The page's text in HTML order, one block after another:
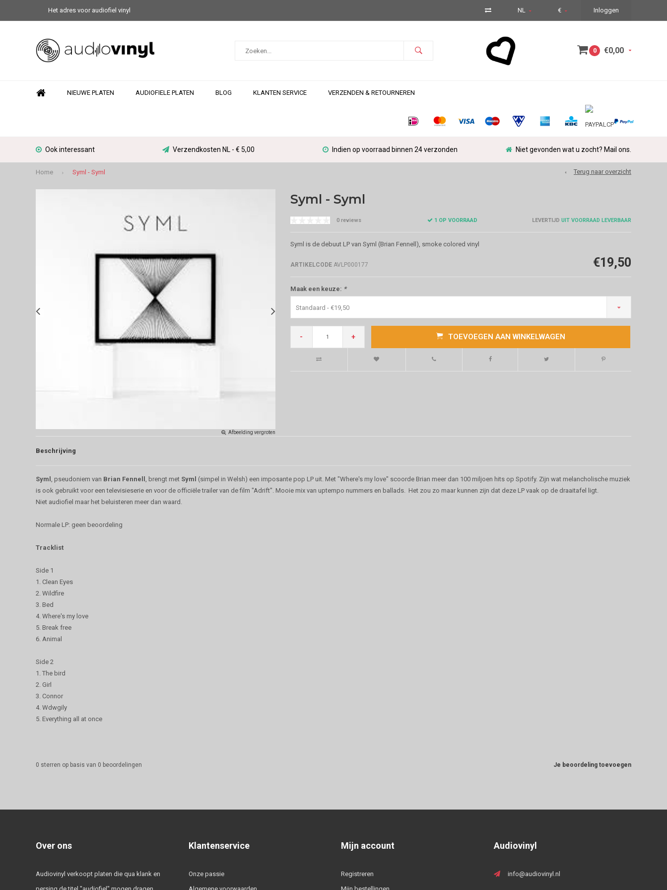
Het adres voor audiofiel vinyl NL € Inloggen
0 €0,00
NIEUWE PLATEN AUDIOFIELE PLATEN BLOG KLANTEN SERVICE VERZENDEN & RETOURNEREN
Ook interessant Verzendkosten NL - € 5,00 Indien op voorraad binnen 24 verzonden Niet gevonden wat u zocht? Mail ons.
Home Syml - Syml Terug naar overzicht
Afbeelding vergroten
Syml - Syml
0 reviews 1 OP VOORRAAD LEVERTIJD UIT VOORRAAD LEVERBAAR
Syml is de debuut LP van Syml (Brian Fennell), smoke colored vinyl
ARTIKELCODEAVLP000177 €19,50
Maak een keuze: *
Standaard - €19,50
- + TOEVOEGEN AAN WINKELWAGEN
Beschrijving
Syml , pseudoniem van Brian Fennell , brengt met Syml (simpel in Welsh) een imposante pop LP uit. Met "Where's my love" scoorde Brian meer dan 100 miljoen hits op Spotify. Zijn wat melancholische muziek
is ook gebruikt voor een televisieserie en voor de officiële trailer van de film "Adrift". Mooie mix van uptempo nummers en ballads. Het zou zo maar kunnen zijn dat deze LP vaak op de draaitafel ligt.
Niet audiofiel maar het beluisteren meer dan waard.
Normale LP: geen beoordeling
Tracklist
Side 1
1. Clean Eyes
2. Wildfire
3. Bed
4. Where's my love
5. Break free
6. Animal
Side 2
1. The bird
2. Girl
3. Connor
4. Wdwgily
5. Everything all at once
Je beoordeling toevoegen
0 sterren op basis van 0 beoordelingen
Over ons
Audiovinyl verkoopt platen die qua klank en
Klantenservice
Onze passie
Mijn account
Registreren
Audiovinyl
info@audiovinyl.nl